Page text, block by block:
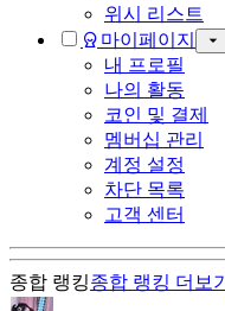
위시 리스트
마이페이지
내 프로필
나의 활동
코인 및 결제
멤버십 관리
계정 설정
차단 목록
고객 센터
종합 랭킹종합 랭킹 더보기